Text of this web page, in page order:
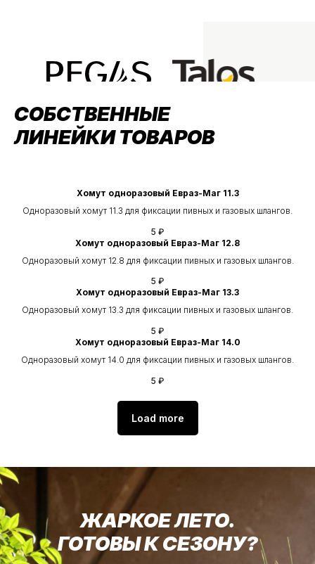
СОБСТВЕННЫЕ
ЛИНЕЙКИ ТОВАРОВ
Хомут одноразовый Евраз-Маг 11.3
Одноразовый хомут 11.3 для фиксации пивных и газовых шлангов.
5 ₽
Хомут одноразовый Евраз-Маг 12.8
Одноразовый хомут 12.8 для фиксации пивных и газовых шлангов.
5 ₽
Хомут одноразовый Евраз-Маг 13.3
Одноразовый хомут 13.3 для фиксации пивных и газовых шлангов.
5 ₽
Хомут одноразовый Евраз-Маг 14.0
Одноразовый хомут 14.0 для фиксации пивных и газовых шлангов.
5 ₽
Load more
ЖАРКОЕ ЛЕТО.
ГОТОВЫ К СЕЗОНУ?